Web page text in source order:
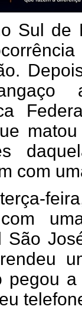
Sul de
com
São
pegou